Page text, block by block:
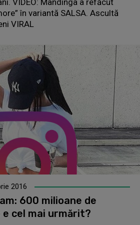
VIDEO: Mandinga a refăcut
în variantă SALSA. Ascultă
VIRAL
2016
600 milioane de
cel mai urmărit?